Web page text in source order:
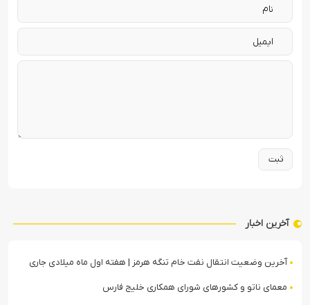
آخرین اخبار
آخرین وضعیت انتقال نفت خام تنگه هرمز | هفته اول ماه میلادی جاری
معمای ناتو و کشورهای شورای همکاری خلیج فارس